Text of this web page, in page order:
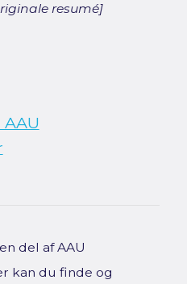
resumé]
del af AAU
kan du finde og